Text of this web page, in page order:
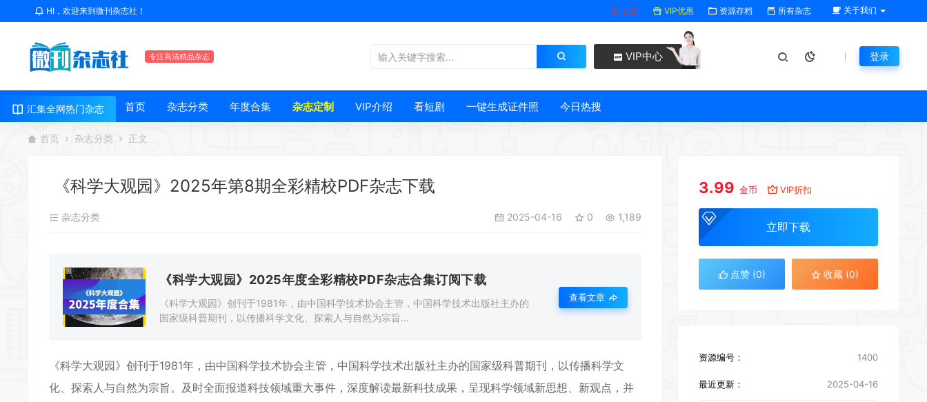
HI，欢迎来到微刊杂志社！ 公告 VIP优惠 资源存档 所有杂志 关于我们
专注高清精品杂志 VIP中心 登录
汇集全网热门杂志 首页 杂志分类 年度合集 杂志定制 VIP介绍 看短剧 一键生成证件照 今日热搜
首页 杂志分类 正文
《科学大观园》2025年第8期全彩精校PDF杂志下载
杂志分类 2025-04-16 0 1,189
《科学大观园》2025年度全彩精校PDF杂志合集订阅下载
《科学大观园》创刊于1981年，由中国科学技术协会主管，中国科学技术出版社主办的
国家级科普期刊，以传播科学文化、探索人与自然为宗旨...
查看文章
《科学大观园》创刊于1981年，由中国科学技术协会主管，中国科学技术出版社主办的国家级科普期刊，以传播科学文
化、探索人与自然为宗旨。及时全面报道科技领域重大事件，深度解读最新科技成果，呈现科学领域新思想、新观点，并
3.99 金币 VIP折扣
立即下载
点赞 (0) 收藏 (0)
资源编号： 1400
最近更新： 2025-04-16